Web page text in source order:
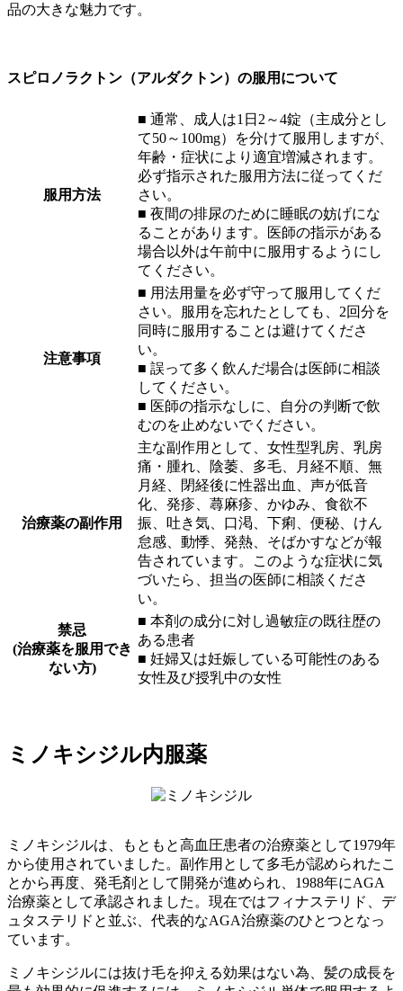
品の大きな魅力です。
スピロノラクトン（アルダクトン）の服用について
服用方法
■ 通常、成人は1日2～4錠（主成分とし
て50～100mg）を分けて服用しますが、
年齢・症状により適宜増減されます。
必ず指示された服用方法に従ってくだ
さい。
■ 夜間の排尿のために睡眠の妨げにな
ることがあります。医師の指示がある
場合以外は午前中に服用するようにし
てください。
注意事項
■ 用法用量を必ず守って服用してくだ
さい。服用を忘れたとしても、2回分を
同時に服用することは避けてくださ
い。
■ 誤って多く飲んだ場合は医師に相談
してください。
■ 医師の指示なしに、自分の判断で飲
むのを止めないでください。
治療薬の副作用
主な副作用として、女性型乳房、乳房
痛・腫れ、陰萎、多毛、月経不順、無
月経、閉経後に性器出血、声が低音
化、発疹、蕁麻疹、かゆみ、食欲不
振、吐き気、口渇、下痢、便秘、けん
怠感、動悸、発熱、そばかすなどが報
告されています。このような症状に気
づいたら、担当の医師に相談くださ
い。
禁忌
(治療薬を服用でき
ない方)
■ 本剤の成分に対し過敏症の既往歴の
ある患者
■ 妊婦又は妊娠している可能性のある
女性及び授乳中の女性
ミノキシジル内服薬
ミノキシジルは、もともと高血圧患者の治療薬として1979年
から使用されていました。副作用として多毛が認められたこ
とから再度、発毛剤として開発が進められ、1988年にAGA
治療薬として承認されました。現在ではフィナステリド、デ
ュタステリドと並ぶ、代表的なAGA治療薬のひとつとなっ
ています。
ミノキシジルには抜け毛を抑える効果はない為、髪の成長を